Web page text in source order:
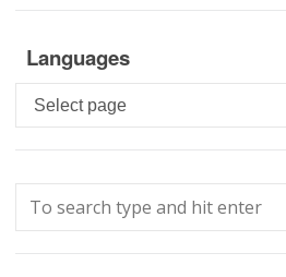
Languages
Languages